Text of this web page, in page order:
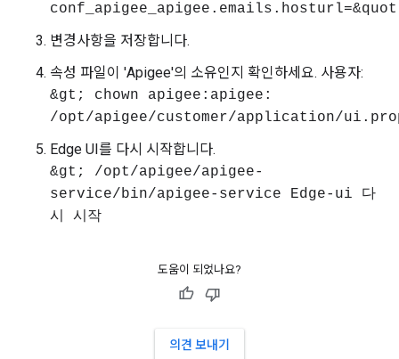
변경사항을 저장합니다.
속성 파일이 'Apigee'의 소유인지 확인하세요. 사용자:
&gt; chown apigee:apigee:
/opt/apigee/customer/application/
Edge UI를 다시 시작합니다.
&gt; /opt/apigee/apigee-
service/bin/apigee-service Edge-ui 다
시 시작
도움이 되었나요?
의견 보내기